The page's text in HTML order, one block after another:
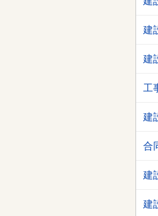
建
建
工
建
合
建
建